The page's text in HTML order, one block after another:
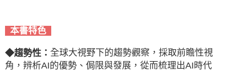
本書特色
◆趨勢性： 全球大視野下的趨勢觀察，採取前瞻性視
角，辨析AI的優勢、侷限與發展，從而梳理出AI時代